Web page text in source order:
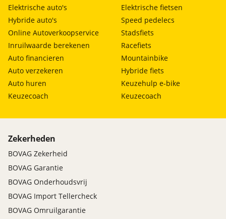
Elektrische auto's
Hybride auto's
Online Autoverkoopservice
Inruilwaarde berekenen
Auto financieren
Auto verzekeren
Auto huren
Keuzecoach
Elektrische fietsen
Speed pedelecs
Stadsfiets
Racefiets
Mountainbike
Hybride fiets
Keuzehulp e-bike
Keuzecoach
Zekerheden
BOVAG Zekerheid
BOVAG Garantie
BOVAG Onderhoudsvrij
BOVAG Import Tellercheck
BOVAG Omruilgarantie